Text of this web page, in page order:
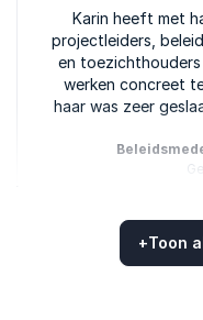
van5
Karin heeft met
projectleiders,
en
werken concreet
haar was zeer
+Toon